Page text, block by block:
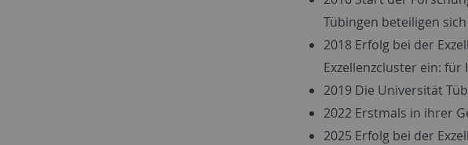
Tübingen beteiligen
2018 Erfolg bei der
Exzellenzcluster ein:
2019 Die Universität
2022 Erstmals in ihrer
2025 Erfolg bei der